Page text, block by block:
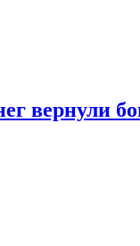
вернули